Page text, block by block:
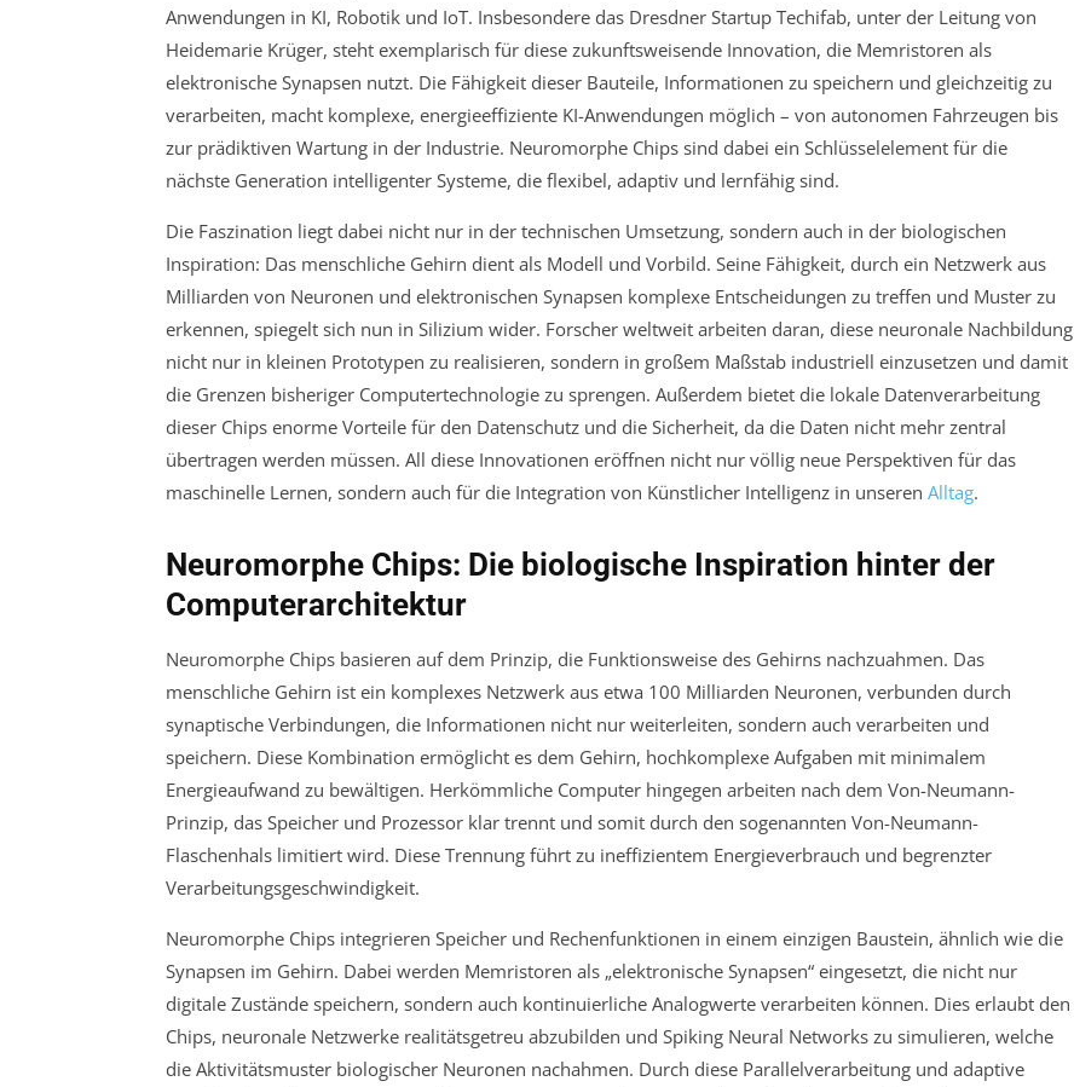
Anwendungen in KI, Robotik und IoT. Insbesondere das Dresdner Startup Techifab, unter der Leitung von
Heidemarie Krüger, steht exemplarisch für diese zukunftsweisende Innovation, die Memristoren als
elektronische Synapsen nutzt. Die Fähigkeit dieser Bauteile, Informationen zu speichern und gleichzeitig zu
verarbeiten, macht komplexe, energieeffiziente KI-Anwendungen möglich – von autonomen Fahrzeugen bis
zur prädiktiven Wartung in der Industrie. Neuromorphe Chips sind dabei ein Schlüsselelement für die
nächste Generation intelligenter Systeme, die flexibel, adaptiv und lernfähig sind.
Die Faszination liegt dabei nicht nur in der technischen Umsetzung, sondern auch in der biologischen
Inspiration: Das menschliche Gehirn dient als Modell und Vorbild. Seine Fähigkeit, durch ein Netzwerk aus
Milliarden von Neuronen und elektronischen Synapsen komplexe Entscheidungen zu treffen und Muster zu
erkennen, spiegelt sich nun in Silizium wider. Forscher weltweit arbeiten daran, diese neuronale Nachbildung
nicht nur in kleinen Prototypen zu realisieren, sondern in großem Maßstab industriell einzusetzen und damit
die Grenzen bisheriger Computertechnologie zu sprengen. Außerdem bietet die lokale Datenverarbeitung
dieser Chips enorme Vorteile für den Datenschutz und die Sicherheit, da die Daten nicht mehr zentral
übertragen werden müssen. All diese Innovationen eröffnen nicht nur völlig neue Perspektiven für das
maschinelle Lernen, sondern auch für die Integration von Künstlicher Intelligenz in unseren Alltag.
Neuromorphe Chips: Die biologische Inspiration hinter der
Computerarchitektur
Neuromorphe Chips basieren auf dem Prinzip, die Funktionsweise des Gehirns nachzuahmen. Das
menschliche Gehirn ist ein komplexes Netzwerk aus etwa 100 Milliarden Neuronen, verbunden durch
synaptische Verbindungen, die Informationen nicht nur weiterleiten, sondern auch verarbeiten und
speichern. Diese Kombination ermöglicht es dem Gehirn, hochkomplexe Aufgaben mit minimalem
Energieaufwand zu bewältigen. Herkömmliche Computer hingegen arbeiten nach dem Von-Neumann-
Prinzip, das Speicher und Prozessor klar trennt und somit durch den sogenannten Von-Neumann-
Flaschenhals limitiert wird. Diese Trennung führt zu ineffizientem Energieverbrauch und begrenzter
Verarbeitungsgeschwindigkeit.
Neuromorphe Chips integrieren Speicher und Rechenfunktionen in einem einzigen Baustein, ähnlich wie die
Synapsen im Gehirn. Dabei werden Memristoren als „elektronische Synapsen“ eingesetzt, die nicht nur
digitale Zustände speichern, sondern auch kontinuierliche Analogwerte verarbeiten können. Dies erlaubt den
Chips, neuronale Netzwerke realitätsgetreu abzubilden und Spiking Neural Networks zu simulieren, welche
die Aktivitätsmuster biologischer Neuronen nachahmen. Durch diese Parallelverarbeitung und adaptive